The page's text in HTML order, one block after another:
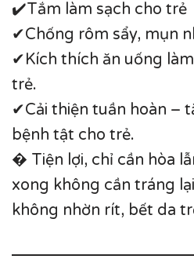
✔️Tắm làm sạch cho trẻ
✔Chống rôm sẩy, mụn
✔Kích thích ăn uống
trẻ.
✔Cải thiện tuần hoàn –
bệnh tật cho trẻ.
� Tiện lợi, chỉ cần hòa
xong không cần tráng
không nhờn rít, bết da